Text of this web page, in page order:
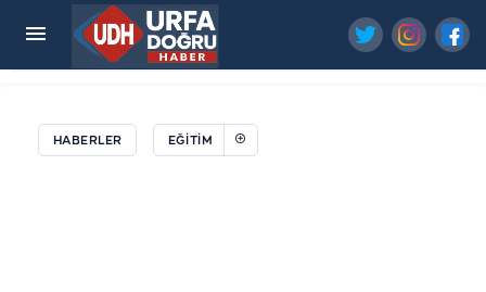
HABERLER EĞİTİM
Haliliye'den Besyo Ve Pmyo Adaylarına